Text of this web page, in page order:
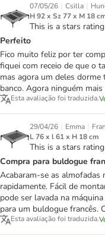
07/05/26 | Csilla |
H 92 x Sz 77 x M 18
This is a stars
Perfeito
Fico muito feliz por ter
fiquei com receio de que o
mas agora um deles
banco. Agora ninguém
Esta avaliação foi traduzida.
29/04/26 | Emma |
L 76 x l 61 x H 18 cm
This is a stars
Compra para buldogue
Acabaram-se as almofadas
rapidamente. Fácil de
pode ser lavada na
para um buldogue francês.
Esta avaliação foi traduzida.